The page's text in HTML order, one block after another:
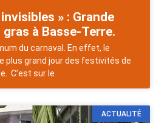
» : Grande
à Basse-Terre.
du carnaval. En effet, le
plus grand jour des festivités de
C’est sur le
ACTUALITÉ